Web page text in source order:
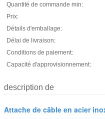
Quantité de commande min:
Prix:
Détails d'emballage:
Délai de livraison:
Conditions de paiement:
Capacité d'approvisionnement:
description de
Attache de câble en acier